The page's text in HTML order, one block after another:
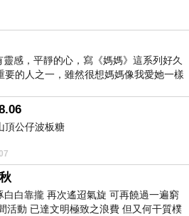
感，平靜的心，寫《媽媽》這系列好久
的人之一，雖然很想媽媽像我愛她一樣
頂公仔波板糖
白白靠攏 再次遙迢氣旋 可再饒過一遍窮
活動 已達文明極致之浪費 但又何干質樸